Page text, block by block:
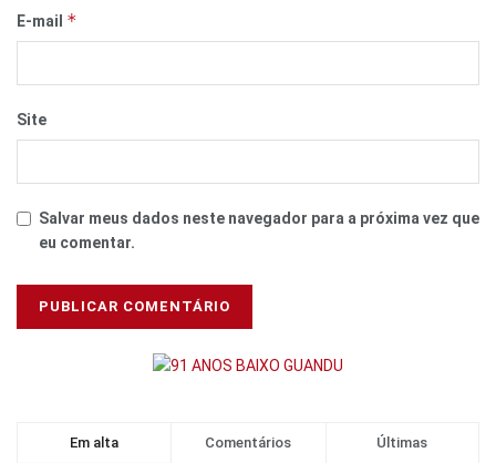
E-mail *
Site
Salvar meus dados neste navegador para a próxima vez que
eu comentar.
Em alta Comentários Últimas